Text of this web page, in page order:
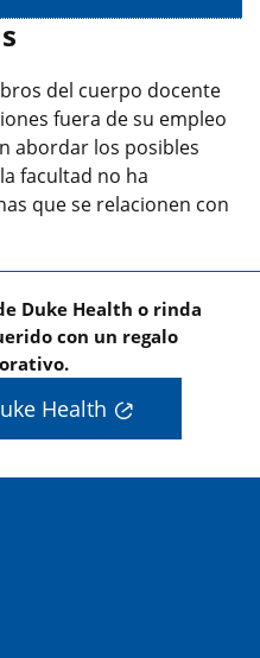
del cuerpo docente
fuera de su empleo
abordar los posibles
facultad no ha
que se relacionen con
Duke Health o rinda
con un regalo
Health